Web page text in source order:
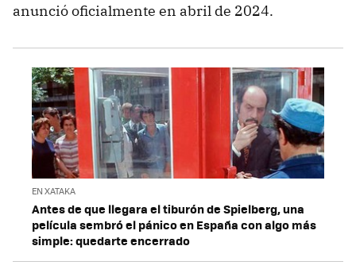
anunció oficialmente en abril de 2024.
EN XATAKA
Antes de que llegara el tiburón de Spielberg, una
película sembró el pánico en España con algo más
simple: quedarte encerrado